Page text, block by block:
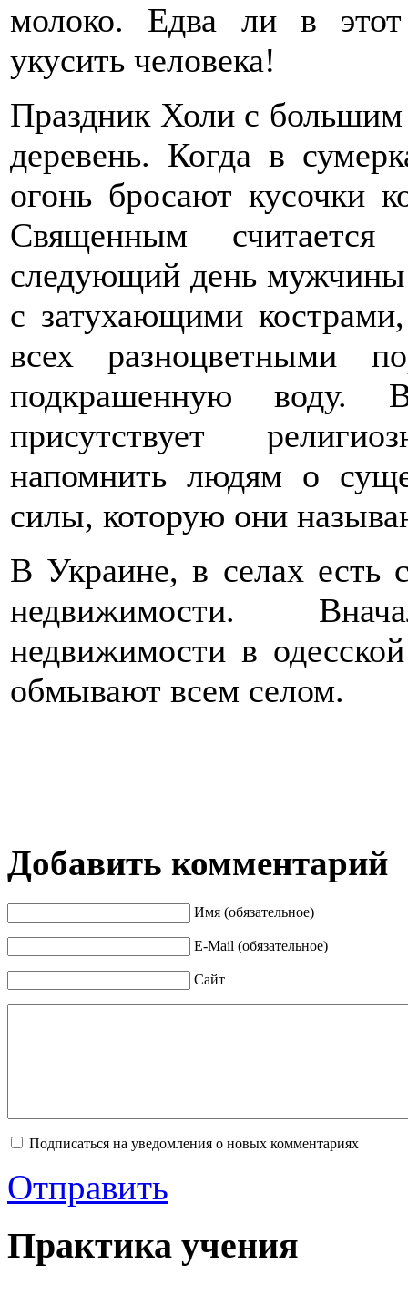
молоко. Едва ли в
укусить человека!
Праздник Холи с большим
деревень. Когда в
огонь бросают кусочки
Священным
следующий день
с затухающими
всех разноцветными
подкрашенную воду.
присутствует
напомнить людям о
силы, которую они
В Украине, в селах есть
недвижимости.
недвижимости в
обмывают всем селом.
Добавить комментарий
Имя (обязательное)
E-Mail (обязательное)
Сайт
Подписаться на уведомления о новых комментариях
Отправить
Практика учения